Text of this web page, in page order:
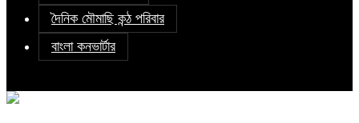
দৈনিক মৌমাছি কন্ঠ পরিবার
বাংলা কনভার্টার